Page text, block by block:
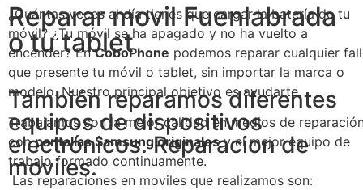
Reparar movil Fuenlabrada
o tu tablet
¿Cuántas veces al día tienes que cargar la batería de tu
móvil? ¿Tu móvil se ha apagado y no ha vuelto a
encender? EnCoboPhone podemos reparar cualquier
que presente tu móvil o tablet, sin importar la marca o
modelo. Nuestro principal objetivo es ayudarte.
Trabajamos con la mejor calidad en medios de
conpantallas Samsung originalesy el mejor equipo de
trabajo formado continuamente.
Las reparaciones en moviles que realizamos son:
También reparamos diferentes
equipos de dispositivos
electrónicos. Reparacion de
moviles.